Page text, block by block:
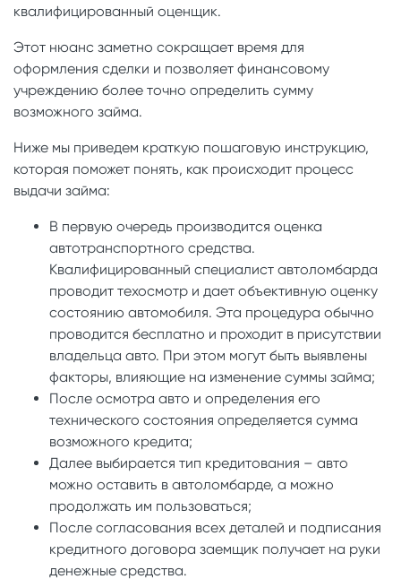
квалифицированный оценщик.
Этот нюанс заметно сокращает время для
оформления сделки и позволяет финансовому
учреждению более точно определить сумму
возможного займа.
Ниже мы приведем краткую пошаговую инструкцию,
которая поможет понять, как происходит процесс
выдачи займа:
В первую очередь производится оценка
автотранспортного средства.
Квалифицированный специалист автоломбарда
проводит техосмотр и дает объективную оценку
состоянию автомобиля. Эта процедура обычно
проводится бесплатно и проходит в присутствии
владельца авто. При этом могут быть выявлены
факторы, влияющие на изменение суммы займа;
После осмотра авто и определения его
технического состояния определяется сумма
возможного кредита;
Далее выбирается тип кредитования – авто
можно оставить в автоломбарде, а можно
продолжать им пользоваться;
После согласования всех деталей и подписания
кредитного договора заемщик получает на руки
денежные средства.